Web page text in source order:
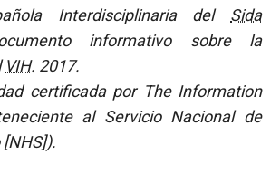
Interdisciplinaria del Sida
informativo sobre la
VIH. 2017.
certificada por The Information
al Servicio Nacional de